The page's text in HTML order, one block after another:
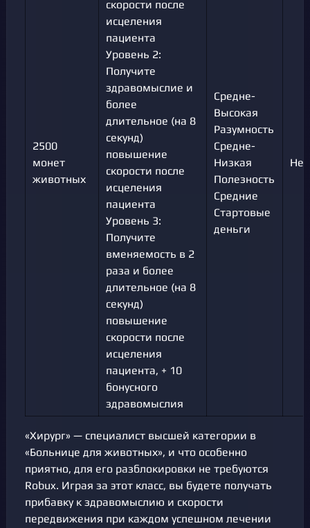
2500
монет
животных
скорости после
исцеления
пациента
Уровень 2:
Получите
здравомыслие и
более
длительное (на 8
секунд)
повышение
скорости после
исцеления
пациента
Уровень 3:
Получите
вменяемость в 2
раза и более
длительное (на 8
секунд)
повышение
скорости после
исцеления
пациента, + 10
бонусного
здравомыслия
Средне-
Высокая
Разумность
Средне-
Низкая
Полезность
Средние
Стартовые
деньги
Нет
«Хирург» — специалист высшей категории в
«Больнице для животных», и что особенно
приятно, для его разблокировки не требуются
Robux. Играя за этот класс, вы будете получать
прибавку к здравомыслию и скорости
передвижения при каждом успешном лечении